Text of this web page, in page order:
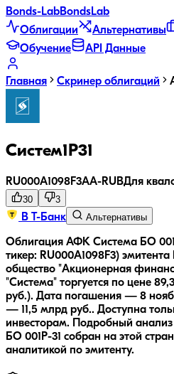
Bonds-LabBondsLab
Облигации
Альтернативы
Обучение
API Данные
Главная Скринер облигаций
Систем1P31
RU000A1098F3AA-RUBДля
30 3
В Т-Банк Альтернативы
Облигация АФК Система БО
тикер: RU000A1098F3)
общество "Акционерная
"Система" торгуется по цене
руб.). Дата погашения — 8
— 11,5 млрд руб.. Доступна
инвесторам.
Подробный
БО 001Р-31 собран на этой
аналитикой по эмитенту.